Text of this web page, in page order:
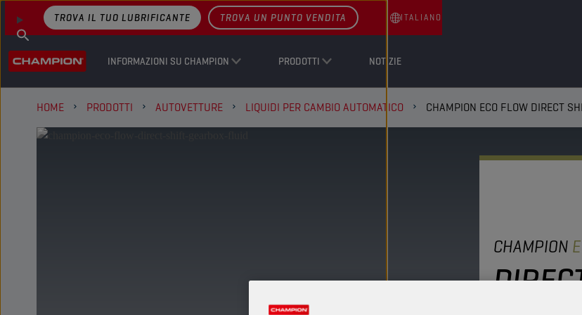
INFORMAZIONI SU CHAMPION PRODOTTI NOTIZIE
TROVA IL TUO LUBRIFICANTE TROVA UN PUNTO VENDITA ITALIANO
HOME PRODOTTI AUTOVETTURE LIQUIDI PER CAMBIO AUTOMATICO CHAMPION ECO FLOW DIRECT
CHAMPION